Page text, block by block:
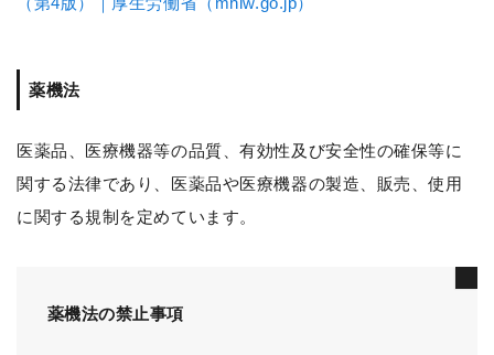
薬機法
医薬品、医療機器等の品質、有効性及び安全性の確保等に
関する法律であり、医薬品や医療機器の製造、販売、使用
に関する規制を定めています。
薬機法の禁止事項